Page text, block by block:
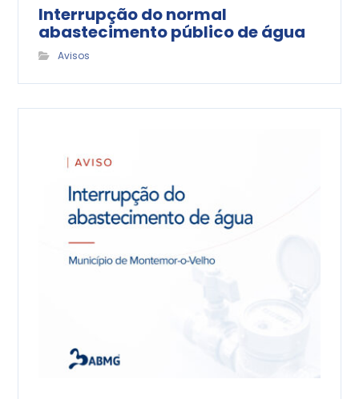
Interrupção do normal
abastecimento público de água
Avisos